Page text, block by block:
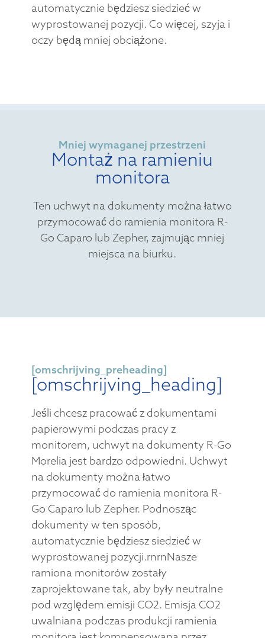
automatycznie będziesz siedzieć w
wyprostowanej pozycji. Co więcej, szyja i
oczy będą mniej obciążone.
Mniej wymaganej przestrzeni
Montaż na ramieniu
monitora
Ten uchwyt na dokumenty można łatwo
przymocować do ramienia monitora R-
Go Caparo lub Zepher, zajmując mniej
miejsca na biurku.
[omschrijving_preheading]
[omschrijving_heading]
Jeśli chcesz pracować z dokumentami
papierowymi podczas pracy z
monitorem, uchwyt na dokumenty R-Go
Morelia jest bardzo odpowiedni. Uchwyt
na dokumenty można łatwo
przymocować do ramienia monitora R-
Go Caparo lub Zepher. Podnosząc
dokumenty w ten sposób,
automatycznie będziesz siedzieć w
wyprostowanej pozycji.rnrnNasze
ramiona monitorów zostały
zaprojektowane tak, aby były neutralne
pod względem emisji CO2. Emisja CO2
uwalniana podczas produkcji ramienia